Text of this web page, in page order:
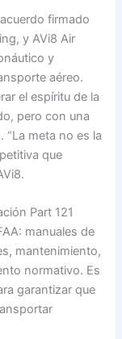
firmado
y AVi8 Air
y
aéreo.
el espíritu de la
pero con una
meta no es la
que
Part 121
manuales de
mantenimiento,
normativo. Es
garantizar que